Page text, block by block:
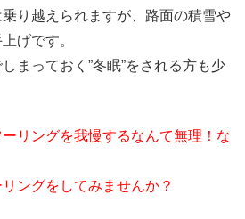
り越えられますが、路面の積雪や
げです。
まっておく”冬眠”をされる方も少
リングを我慢するなんて無理！な
ングをしてみませんか？